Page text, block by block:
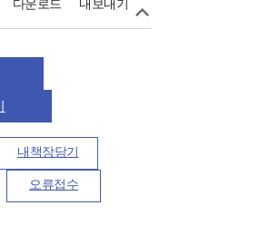
다운로드 내보내기
내책장담기
오류접수